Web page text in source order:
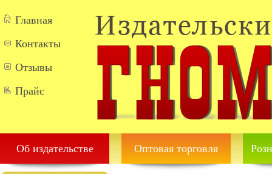
Главная
Контакты
Отзывы
Прайс
Об издательстве Оптовая торговля